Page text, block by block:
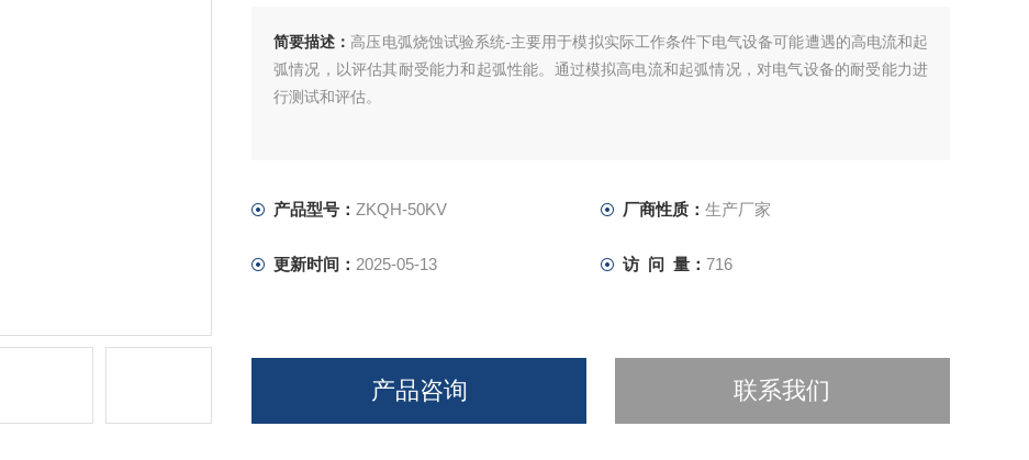
简要描述： 高压电弧烧蚀试验系统-主要用于模拟实际工作条件下电气设备可能遭遇的高电流和起
弧情况，以评估其耐受能力和起弧性能。通过模拟高电流和起弧情况，对电气设备的耐受能力进
行测试和评估。
产品型号： ZKQH-50KV 厂商性质： 生产厂家
更新时间： 2025-05-13 访 问 量： 716
产品咨询 联系我们